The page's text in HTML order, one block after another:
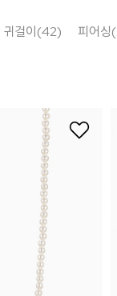
귀걸이(42) 피어싱